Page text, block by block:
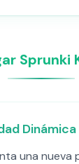
Sprunki
Dinámica
una nueva